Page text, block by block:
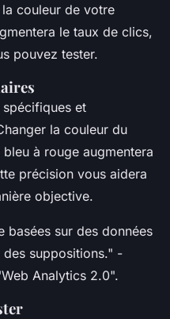
couleur de votre
le taux de clics,
pouvez tester.
et
la couleur du
à rouge augmentera
précision vous aidera
objective.
basées sur des données
suppositions." -
Analytics 2.0".